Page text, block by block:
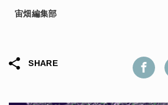
宙畑編集部
SHARE